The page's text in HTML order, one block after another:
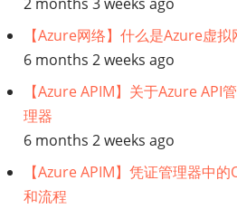
【Azure网络】什么是Azure虚拟
6 months 2 weeks ago
【Azure APIM】关于Azure API
理器
6 months 2 weeks ago
【Azure APIM】凭证管理器中
和流程